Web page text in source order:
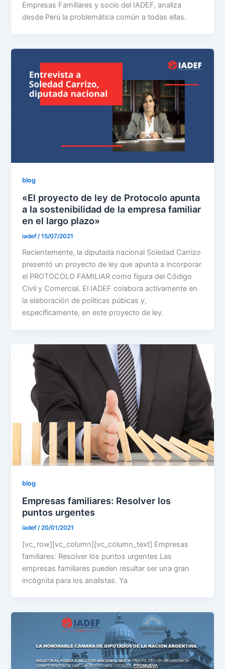
Empresas Familiares y socio del IADEF, analiza
desde Perú la problemática común a todas ellas.
blog
«El proyecto de ley de Protocolo apunta
a la sostenibilidad de la empresa familiar
en el largo plazo»
iadef /15/07/2021
Recientemente, la diputada nacional Soledad Carrizo
presentó un proyecto de ley que apunta a incorporar
el PROTOCOLO FAMILIAR como figura del Código
Civil y Comercial. El IADEF colabora activamente en
la elaboración de políticas púbicas y,
específicamente, en este proyecto de ley.
blog
Empresas familiares: Resolver los
puntos urgentes
iadef /20/01/2021
[vc_row][vc_column][vc_column_text] Empresas
familiares: Resolver los puntos urgentes Las
empresas familiares pueden resultar ser una gran
incógnita para los analistas. Ya